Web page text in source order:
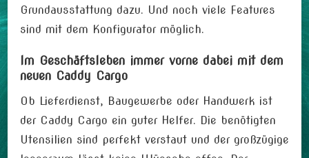
Grundausstattung dazu. Und noch viele Features
sind mit dem Konfigurator möglich.
Im Geschäftsleben immer vorne dabei mit dem
neuen Caddy Cargo
Ob Lieferdienst, Baugewerbe oder Handwerk ist
der Caddy Cargo ein guter Helfer. Die benötigten
Utensilien sind perfekt verstaut und der großzügige